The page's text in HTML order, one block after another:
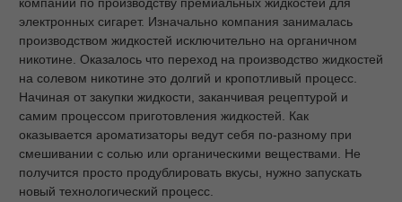
электронных сигарет. Изначально компания занималась
производством жидкостей исключительно на органичном
никотине. Оказалось что переход на производство жидкостей
на солевом никотине это долгий и кропотливый процесс.
Начиная от закупки жидкости, заканчивая рецептурой и
самим процессом приготовления жидкостей. Как
оказывается ароматизаторы ведут себя по-разному при
смешивании с солью или органическими веществами. Не
получится просто продублировать вкусы, нужно запускать
новый технологический процесс.